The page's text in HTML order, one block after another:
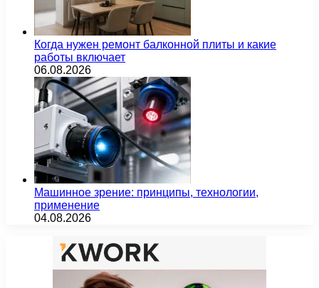
Когда нужен ремонт балконной плиты и какие
работы включает
06.08.2026
Машинное зрение: принципы, технологии,
применение
04.08.2026